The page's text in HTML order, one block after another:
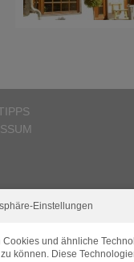
Einstellungen
Cookies und ähnliche
können. Diese